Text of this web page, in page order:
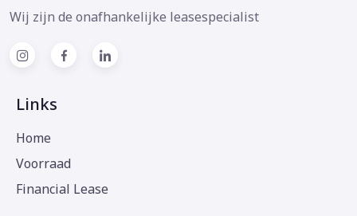
Wij zijn de onafhankelijke leasespecialist
Links
Home
Voorraad
Financial Lease